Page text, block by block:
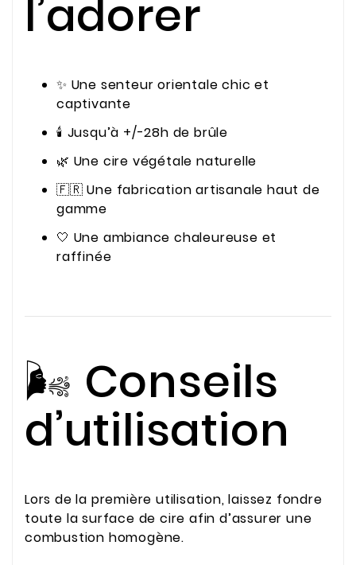
l’adorer
✨ Une senteur orientale chic et
captivante
🕯️ Jusqu’à +/-28h de brûle
🌿 Une cire végétale naturelle
🇫🇷 Une fabrication artisanale haut de
gamme
🤍 Une ambiance chaleureuse et
raffinée
🌬️ Conseils
d’utilisation
Lors de la première utilisation, laissez fondre
toute la surface de cire afin d’assurer une
combustion homogène.